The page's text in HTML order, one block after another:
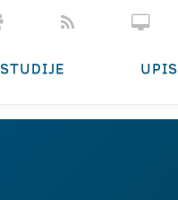
STUDIJE UPIS